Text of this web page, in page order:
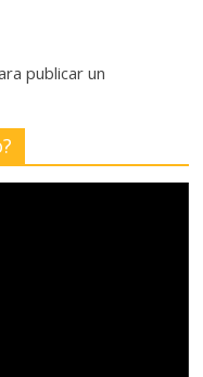
publicar un